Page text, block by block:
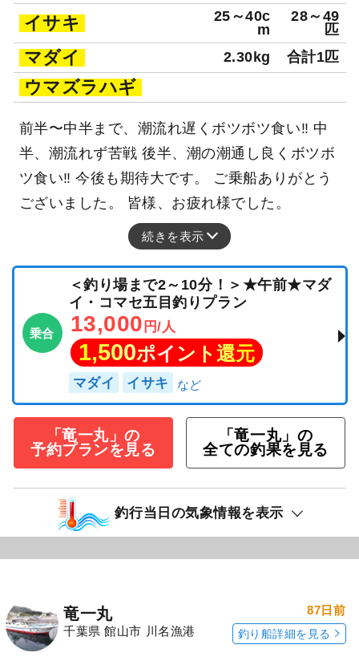
イサキ
25～40c
m
28～49
匹
マダイ 2.30kg 合計1匹
ウマズラハギ
前半〜中半まで、潮流れ遅くボツボツ食い‼ 中
半、潮流れず苦戦 後半、潮の潮通し良くボツボ
ツ食い‼ 今後も期待大です。 ご乗船ありがとう
ございました。 皆様、お疲れ様でした。
続きを表示
乗合
＜釣り場まで2～10分！＞★午前★マダ
イ・コマセ五目釣りプラン
13,000 円/人
1,500ポイント還元
マダイ イサキ
「竜一丸」の
予約プランを見る
「竜一丸」の
全ての釣果を見る
釣行当日の気象情報を表示
竜一丸
千葉県 館山市 川名漁港
87日前
釣り船詳細を見る